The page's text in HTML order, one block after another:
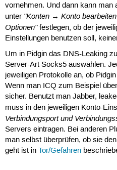
vornehmen. Und dann kann man
unter "Konten → Konto
Optionen"festlegen, ob der
Einstellungen benutzen soll,
Um in Pidgin das DNS-Leaking
Server-Art Socks5 auswählen.
jeweiligen Protokolle an, ob
Wenn man ICQ zum Beispiel
sicher. Benutzt man Jabber,
muss in den jeweiligen Konto-
Verbindungsport und
Servers eintragen. Bei anderen
man selbst überprüfen, ob sie
geht ist in Tor/Gefahren